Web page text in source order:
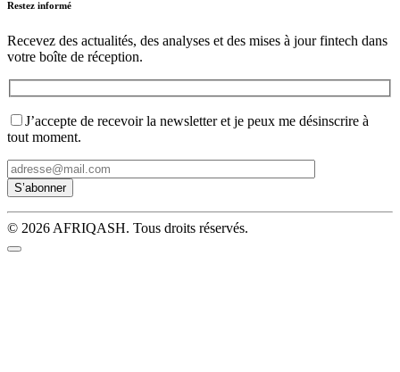
Restez informé
Recevez des actualités, des analyses et des mises à jour fintech dans
votre boîte de réception.
J’accepte de recevoir la newsletter et je peux me désinscrire à
tout moment.
© 2026 AFRIQASH. Tous droits réservés.